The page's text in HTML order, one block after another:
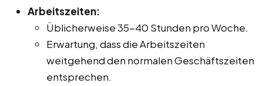
Arbeitszeiten:
Üblicherweise 35-40 Stunden pro Woche.
Erwartung, dass die Arbeitszeiten
weitgehend den normalen Geschäftszeiten
entsprechen.